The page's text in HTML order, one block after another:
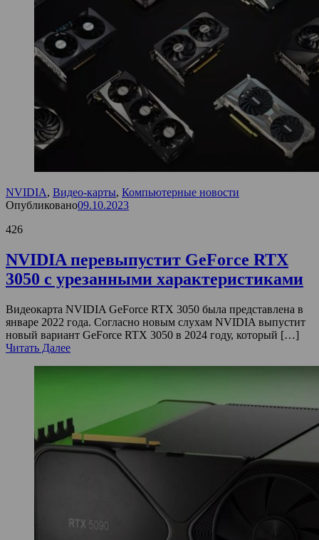
NVIDIA, Видео-карты, Компьютерные новости
Опубликовано09.10.2023
426
NVIDIA перевыпустит GeForce RTX
3050 с урезанными характеристиками
Видеокарта NVIDIA GeForce RTX 3050 была представлена ​​в
январе 2022 года. Согласно новым слухам NVIDIA выпустит
новый вариант GeForce RTX 3050 в 2024 году, который […]
Читать Далее